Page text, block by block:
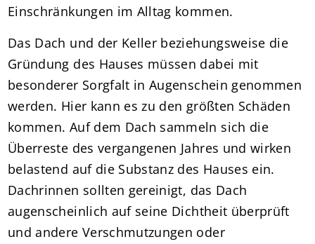
Einschränkungen im Alltag kommen.
Das Dach und der Keller beziehungsweise die
Gründung des Hauses müssen dabei mit
besonderer Sorgfalt in Augenschein genommen
werden. Hier kann es zu den größten Schäden
kommen. Auf dem Dach sammeln sich die
Überreste des vergangenen Jahres und wirken
belastend auf die Substanz des Hauses ein.
Dachrinnen sollten gereinigt, das Dach
augenscheinlich auf seine Dichtheit überprüft
und andere Verschmutzungen oder